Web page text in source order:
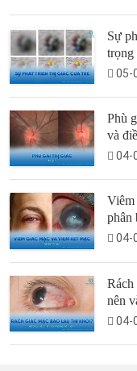
Sự
trọng
05-
Phù
và
04-
Viêm
phân
04-
Rách
nên
04-